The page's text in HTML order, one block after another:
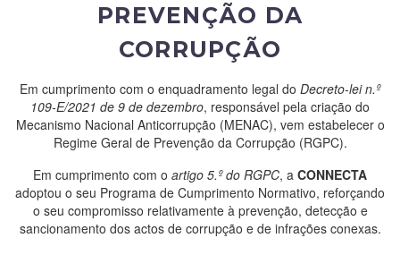
PREVENÇÃO DA
CORRUPÇÃO
Em cumprimento com o enquadramento legal do Decreto-lei n.º
109-E/2021 de 9 de dezembro, responsável pela criação do
Mecanismo Nacional Anticorrupção (MENAC), vem estabelecer o
Regime Geral de Prevenção da Corrupção (RGPC).
Em cumprimento com o artigo 5.º do RGPC, a CONNECTA
adoptou o seu Programa de Cumprimento Normativo, reforçando
o seu compromisso relativamente à prevenção, detecção e
sancionamento dos actos de corrupção e de infrações conexas.